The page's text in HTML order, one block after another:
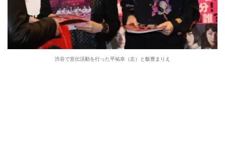
渋谷で宣伝活動を行った平祐奈（左）と飯豊まりえ